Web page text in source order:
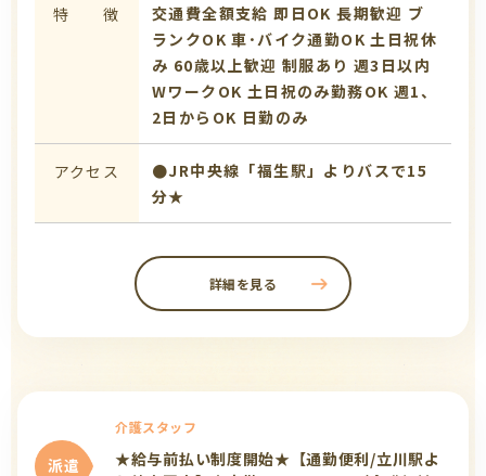
特 徴 交通費全額支給 即日OK 長期歓迎 ブ
ランクOK 車･バイク通勤OK 土日祝休
み 60歳以上歓迎 制服あり 週3日以内
WワークOK 土日祝のみ勤務OK 週1、
2日からOK 日勤のみ
アクセス
●JR中央線「福生駅」よりバスで15
分★
詳細を見る
派遣
介護スタッフ
★給与前払い制度開始★【通勤便利/立川駅よ